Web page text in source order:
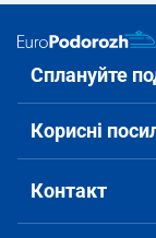
Сплануйте
Корисні
Контакт